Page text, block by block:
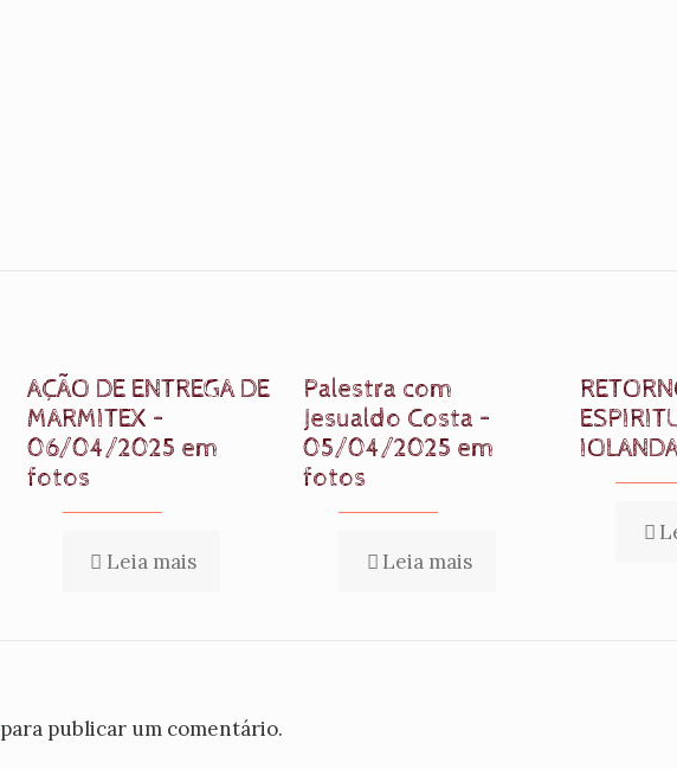
AÇÃO DE ENTREGA DE
MARMITEX –
06/04/2025 em
fotos
Leia mais
Palestra com
Jesualdo Costa –
05/04/2025 em
fotos
Leia mais
para publicar um comentário.